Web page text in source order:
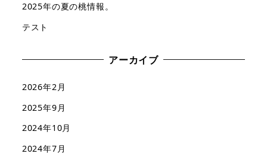
2025年の夏の桃情報。
テスト
アーカイブ
2026年2月
2025年9月
2024年10月
2024年7月